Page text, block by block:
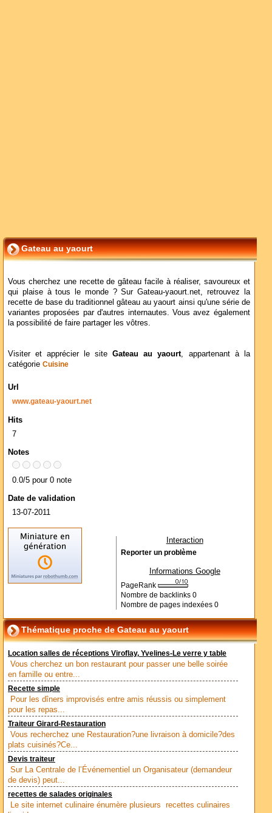
Gateau au yaourt
Vous cherchez une recette de gâteau facile à réaliser, savoureux et
qui plaise à tous le monde ? Sur Gateau-yaourt.net, retrouvez la
recette de base du traditionnel gâteau au yaourt ainsi qu'une série de
variantes proposées par d'autres internautes. Vous avez également
la possibilité de faire partager les vôtres.
Visiter et apprécier le siteGateau au yaourt, appartenant à la
catégorie Cuisine
Url
www.gateau-yaourt.net
Hits
7
Notes
0.0/5 pour 0 note
Date de validation
13-07-2011
Interaction
Reporter un problème
Informations Google
PageRank
Nombre de backlinks 0
Nombre de pages indexées 0
Thématique proche de Gateau au yaourt
Location salles de réceptions Viroflay, Yvelines-Le verre y table
Vous cherchez un bon restaurant pour passer une belle soirée
en famille ou entre...
Recette simple
Pour les dîners improvisés entre amis réussis ou simplement
pour les repas...
Traiteur Girard-Restauration
Vous recherchez une Restauration?une livraison à domicile?des
plats cuisinés?Ce...
Devis traiteur
Sur La Centrale de l’Événementiel un Organisateur (demandeur
de devis) peut...
recettes de salades originales
Le site internet culinaire énumère plusieurs recettes culinaires